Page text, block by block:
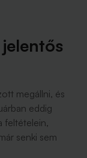
megállni, és
eddig
feltételein,
senki sem